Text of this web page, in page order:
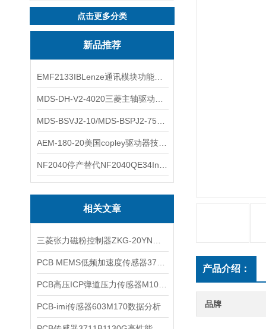
点击更多分类
新品推荐
相关文章
PCB-imi传感器603M170数据分析
产品介绍：
品牌